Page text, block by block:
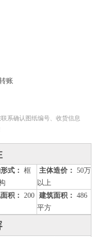
账
系确认图纸编号、收货信息
式： 框
主体造价： 50万
以上
积：
200
建筑面积： 486
平方